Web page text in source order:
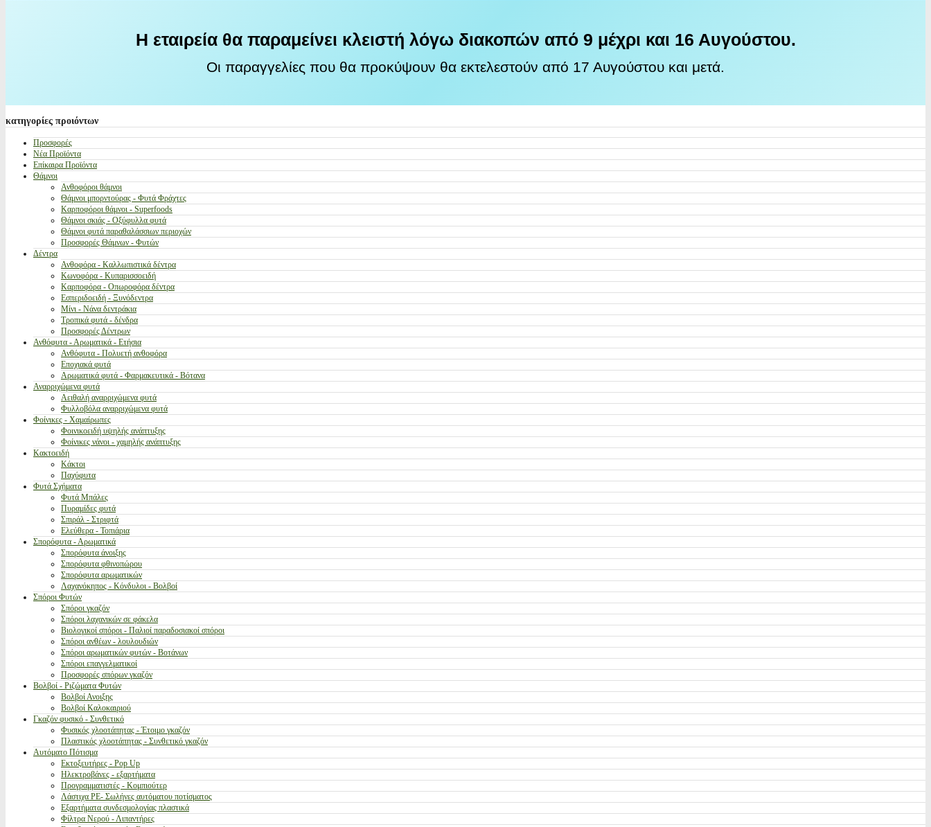
Η εταιρεία θα παραμείνει κλειστή λόγω διακοπών από 9 μέχρι και 16 Αυγούστου.
Οι παραγγελίες που θα προκύψουν θα εκτελεστούν από 17 Αυγούστου και μετά.
κατηγορίες προιόντων
Προσφορές
Νέα Προϊόντα
Επίκαιρα Προϊόντα
Θάμνοι
Ανθοφόροι θάμνοι
Θάμνοι μπορντούρας - Φυτά Φράχτες
Καρποφόροι θάμνοι - Superfoods
Θάμνοι σκιάς - Οξύφυλλα φυτά
Θάμνοι φυτά παραθαλάσσιων περιοχών
Προσφορές Θάμνων - Φυτών
Δέντρα
Ανθοφόρα - Καλλωπιστικά δέντρα
Κωνοφόρα - Κυπαρισσοειδή
Καρποφόρα - Οπωροφόρα δέντρα
Εσπεριδοειδή - Ξυνόδεντρα
Μίνι - Νάνα δεντράκια
Τροπικά φυτά - δένδρα
Προσφορές Δέντρων
Ανθόφυτα - Αρωματικά - Ετήσια
Ανθόφυτα - Πολυετή ανθοφόρα
Εποχιακά φυτά
Αρωματικά φυτά - Φαρμακευτικά - Βότανα
Αναρριχώμενα φυτά
Αειθαλή αναρριχώμενα φυτά
Φυλλοβόλα αναρριχώμενα φυτά
Φοίνικες - Χαμαίρωπες
Φοινικοειδή υψηλής ανάπτυξης
Φοίνικες νάνοι - χαμηλής ανάπτυξης
Κακτοειδή
Κάκτοι
Παχύφυτα
Φυτά Σχήματα
Φυτά Μπάλες
Πυραμίδες φυτά
Σπιράλ - Στριφτά
Ελεύθερα - Τοπιάρια
Σπορόφυτα - Αρωματικά
Σπορόφυτα άνοιξης
Σπορόφυτα φθινοπώρου
Σπορόφυτα αρωματικών
Λαχανόκηπος - Κόνδυλοι - Βολβοί
Σπόροι Φυτών
Σπόροι γκαζόν
Σπόροι λαχανικών σε φάκελα
Βιολογικοί σπόροι - Παλιοί παραδοσιακοί σπόροι
Σπόροι ανθέων - λουλουδιών
Σπόροι αρωματικών φυτών - Βοτάνων
Σπόροι επαγγελματικοί
Προσφορές σπόρων γκαζόν
Βολβοί - Ριζώματα Φυτών
Βολβοί Ανοιξης
Βολβοί Καλοκαιριού
Γκαζόν φυσικό - Συνθετικό
Φυσικός χλοοτάπητας - Έτοιμο γκαζόν
Πλαστικός χλοοτάπητας - Συνθετικό γκαζόν
Αυτόματο Πότισμα
Εκτοξευτήρες - Pop Up
Ηλεκτροβάνες - εξαρτήματα
Προγραμματιστές - Κομπιούτερ
Λάστιχα PE- Σωλήνες αυτόματου ποτίσματος
Εξαρτήματα συνδεσμολογίας πλαστικά
Φίλτρα Νερού - Λιπαντήρες